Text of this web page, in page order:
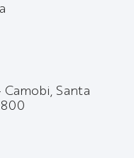
Camobi, Santa
800